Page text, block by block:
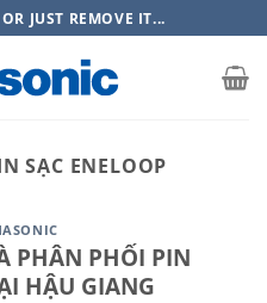
JUST REMOVE IT...
SẠC ENELOOP
PHÂN PHỐI PIN
HẬU GIANG